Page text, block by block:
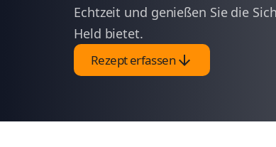
Echtzeit und genießen Sie die
Held bietet.
Rezept erfassenarrow_downward